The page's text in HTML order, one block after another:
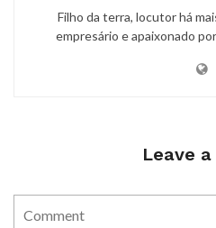
Filho da terra, locutor há
empresário e apaixonado
Leave